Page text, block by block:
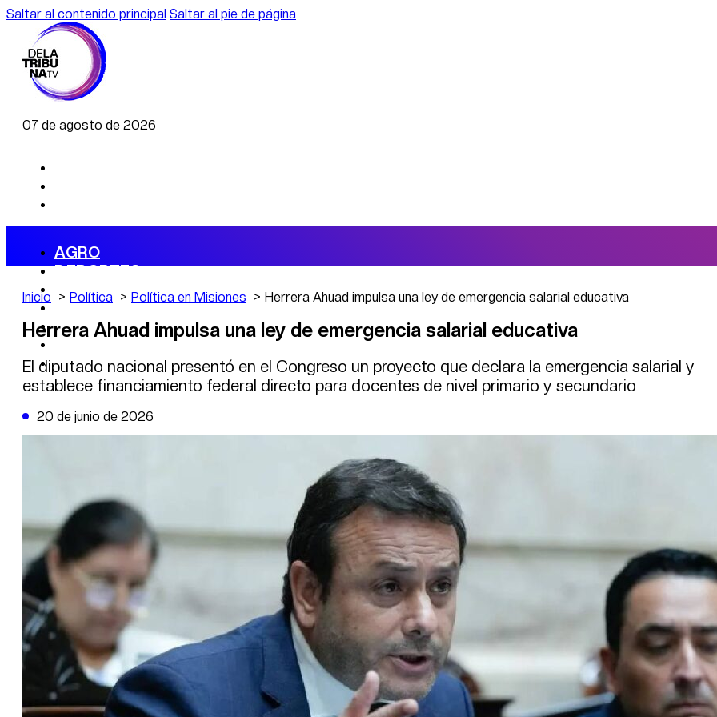
Saltar al contenido principal Saltar al pie de página
07 de agosto de 2026
AGRO
DEPORTES
ECONOMÍA
POLÍTICA
CAMBIO CLIMÁTICO
DE LA TRIBUNA TV
Inicio Política Política en Misiones Herrera Ahuad impulsa una ley de emergencia salarial educativa
Herrera Ahuad impulsa una ley de emergencia salarial educativa
El diputado nacional presentó en el Congreso un proyecto que declara la emergencia salarial y
establece financiamiento federal directo para docentes de nivel primario y secundario
20 de junio de 2026